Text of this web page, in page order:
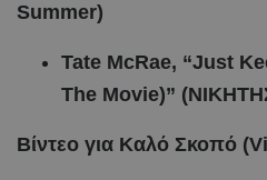
Summer)
Tate McRae, “Just
The Movie)”
Βίντεο για Καλό Σκοπό